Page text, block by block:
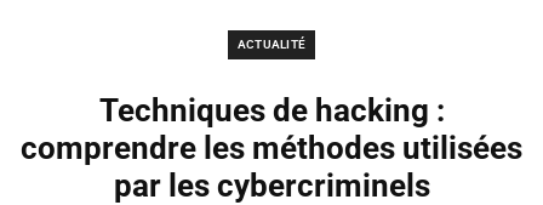
ACTUALITÉ
Techniques de hacking :
comprendre les méthodes utilisées
par les cybercriminels